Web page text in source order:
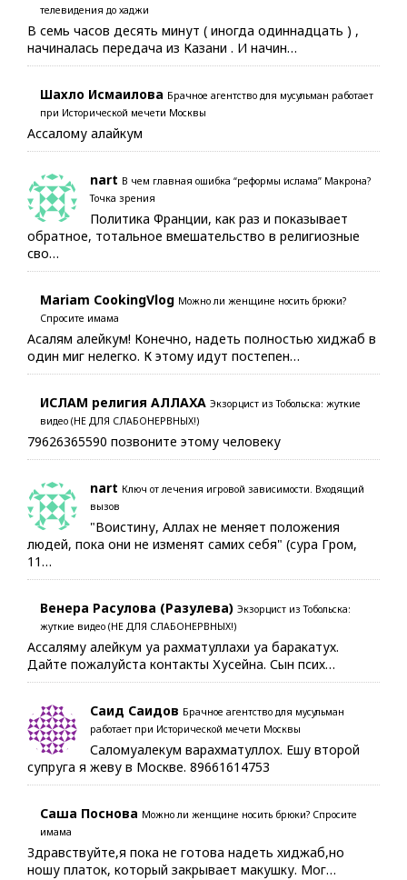
телевидения до хаджи
В семь часов десять минут ( иногда одиннадцать ) ,
начиналась передача из Казани . И начин…
Шахло Исмаилова Брачное агентство для мусульман работает
при Исторической мечети Москвы
Ассалому алайкум
nart В чем главная ошибка “реформы ислама” Макрона?
Точка зрения
Политика Франции, как раз и показывает
обратное, тотальное вмешательство в религиозные
сво…
Mariam CookingVlog Можно ли женщине носить брюки?
Спросите имама
Асалям алейкум! Конечно, надеть полностью хиджаб в
один миг нелегко. К этому идут постепен…
ИСЛАМ религия АЛЛАХА Экзорцист из Тобольска: жуткие
видео (НЕ ДЛЯ СЛАБОНЕРВНЫХ!)
79626365590 позвоните этому человеку
nart Ключ от лечения игровой зависимости. Входящий
вызов
"Воистину, Аллах не меняет положения
людей, пока они не изменят самих себя" (сура Гром,
11…
Венера Расулова (Разулева) Экзорцист из Тобольска:
жуткие видео (НЕ ДЛЯ СЛАБОНЕРВНЫХ!)
Ассаляму алейкум уа рахматуллахи уа баракатух.
Дайте пожалуйста контакты Хусейна. Сын псих…
Саид Саидов Брачное агентство для мусульман
работает при Исторической мечети Москвы
Саломуалекум варахматуллох. Ешу второй
супруга я жеву в Москве. 89661614753
Саша Поснова Можно ли женщине носить брюки? Спросите
имама
Здравствуйте,я пока не готова надеть хиджаб,но
ношу платок, который закрывает макушку. Мог…